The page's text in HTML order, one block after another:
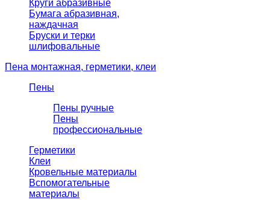
Круги абразивные
Бумага абразивная,
наждачная
Бруски и терки
шлифовальные
Пена монтажная, герметики, клеи
Пены
Пены ручные
Пены
профессиональные
Герметики
Клеи
Кровельные материалы
Вспомогательные
материалы